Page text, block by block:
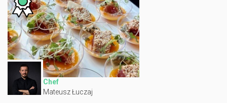
Chef
Mateusz Łuczaj